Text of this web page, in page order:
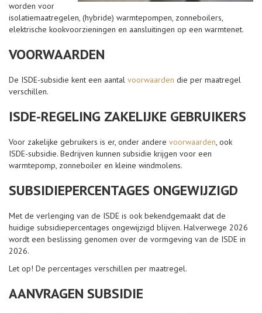
worden voor
isolatiemaatregelen, (hybride) warmtepompen, zonneboilers,
elektrische kookvoorzieningen en aansluitingen op een warmtenet.
VOORWAARDEN
De ISDE-subsidie kent een aantal voorwaarden die per maatregel
verschillen.
ISDE-REGELING ZAKELIJKE GEBRUIKERS
Voor zakelijke gebruikers is er, onder andere voorwaarden, ook
ISDE-subsidie. Bedrijven kunnen subsidie krijgen voor een
warmtepomp, zonneboiler en kleine windmolens.
SUBSIDIEPERCENTAGES ONGEWIJZIGD
Met de verlenging van de ISDE is ook bekendgemaakt dat de
huidige subsidiepercentages ongewijzigd blijven. Halverwege 2026
wordt een beslissing genomen over de vormgeving van de ISDE in
2026.
Let op! De percentages verschillen per maatregel.
AANVRAGEN SUBSIDIE